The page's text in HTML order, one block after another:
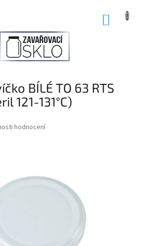
BÍLÉ TO 63 RTS
121-131°C)
hodnocení